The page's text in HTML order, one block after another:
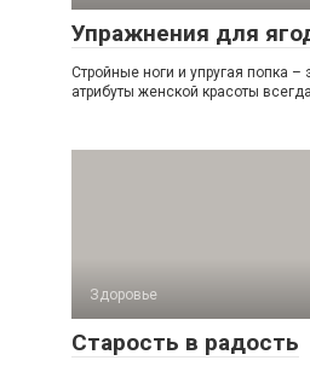
Упражнения для
Стройные ноги и упругая попка –
атрибуты женской красоты
Здоровье
Старость в радость